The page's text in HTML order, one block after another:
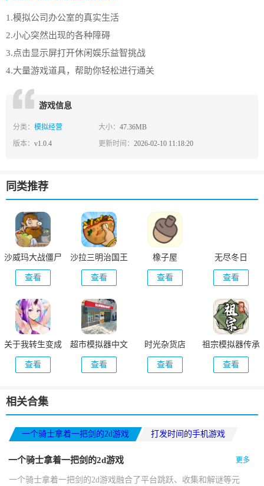
1.模拟公司办公室的真实生活
2.小心突然出现的各种障碍
3.点击显示屏打开休闲娱乐益智挑战
4.大量游戏道具，帮助你轻松进行通关
游戏信息
分类： 模拟经营 大小：47.36MB
版本： v1.0.4 更新时间：2026-02-10 11:18:20
同类推荐
沙威玛大战僵尸
查看
沙拉三明治国王
正版
查看
橡子屋
查看
无尽冬日
查看
关于我转生变成
史莱姆这档事新
世界
查看
超市模拟器中文
版
查看
时光杂货店
查看
祖宗模拟器传承
查看
相关合集
一个骑士拿着一把剑的2d游戏
打发时间的手机游戏
一个骑士拿着一把剑的2d游戏 更多
一个骑士拿着一把剑的2d游戏融合了平台跳跃、收集和解谜等元